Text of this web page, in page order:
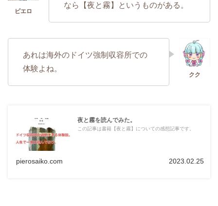
なら【夜と霧】というものがある。
あれは海外のドイツ強制収容所での
体験よね。
夜と霧を読んでみた。
この記事は書籍【夜と霧】についての感想記事です。
pierosaiko.com 2023.02.25